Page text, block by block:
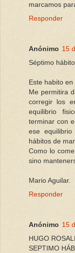
marcamos
Responder
Anónimo 15
Séptimo
Este habito
Me permitira
corregir los
equilibrio
terminar con
ese
hábitos de
Como lo
sino
Mario Aguilar.
Responder
Anónimo 15
HUGO
SEPTIMO